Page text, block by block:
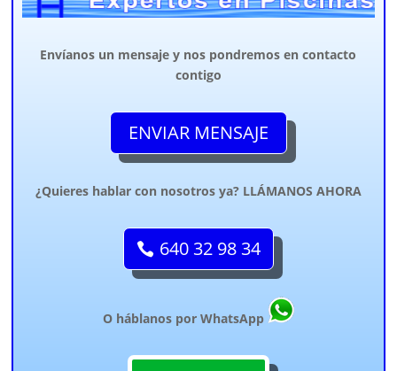
Envíanos un mensaje y nos pondremos en contacto
contigo
ENVIAR MENSAJE
¿Quieres hablar con nosotros ya? LLÁMANOS AHORA
640 32 98 34
O háblanos por WhatsApp